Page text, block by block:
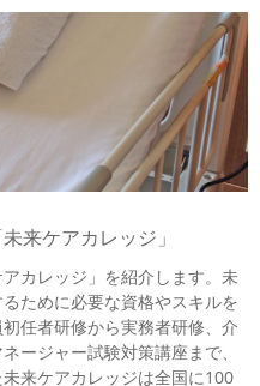
来ケアカレッジ」
カレッジ」を紹介します。未
ために必要な資格やスキルを
任者研修から実務者研修、介
ージャー試験対策講座まで、
来ケアカレッジは全国に100